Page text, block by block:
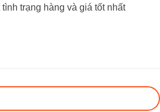
trạng hàng và giá tốt nhất